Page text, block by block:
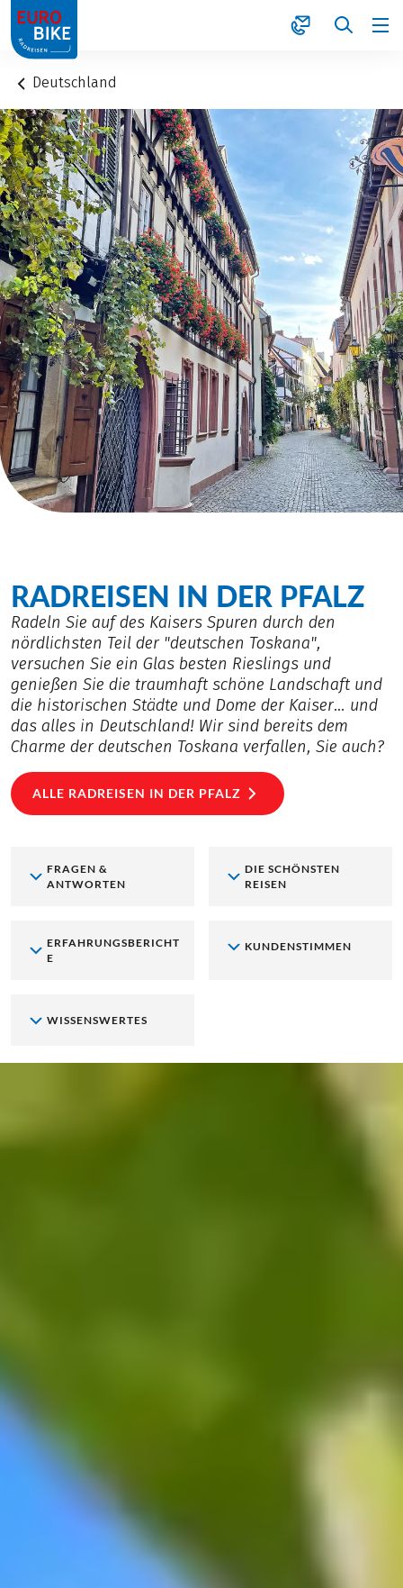
1
Deutschland
RADREISEN IN DER PFALZ
Radeln Sie auf des Kaisers Spuren durch den
nördlichsten Teil der "deutschen Toskana",
versuchen Sie ein Glas besten Rieslings und
genießen Sie die traumhaft schöne Landschaft und
die historischen Städte und Dome der Kaiser… und
das alles in Deutschland! Wir sind bereits dem
Charme der deutschen Toskana verfallen, Sie auch?
ALLE RADREISEN IN DER PFALZ
FRAGEN &
ANTWORTEN
DIE SCHÖNSTEN
REISEN
ERFAHRUNGSBERICHT
E
KUNDENSTIMMEN
WISSENSWERTES